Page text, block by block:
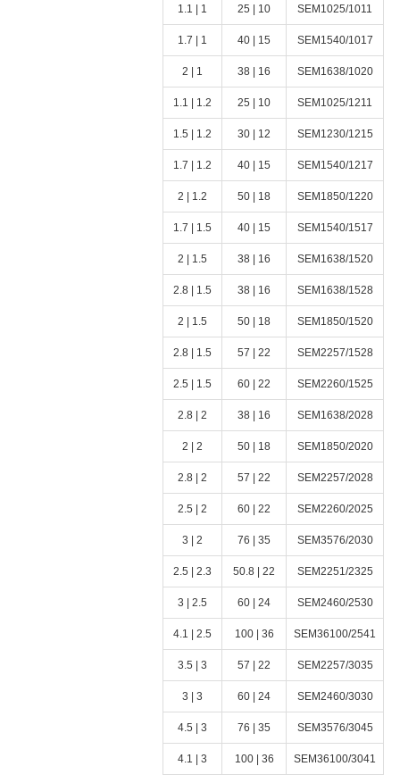
SEM1025/1011
10 | 25
1 | 1.1
SEM1540/1017
15 | 40
1 | 1.7
SEM1638/1020
16 | 38
1 | 2
SEM1025/1211
10 | 25
1.2 | 1.1
SEM1230/1215
12 | 30
1.2 | 1.5
SEM1540/1217
15 | 40
1.2 | 1.7
SEM1850/1220
18 | 50
1.2 | 2
SEM1540/1517
15 | 40
1.5 | 1.7
SEM1638/1520
16 | 38
1.5 | 2
SEM1638/1528
16 | 38
1.5 | 2.8
SEM1850/1520
18 | 50
1.5 | 2
SEM2257/1528
22 | 57
1.5 | 2.8
SEM2260/1525
22 | 60
1.5 | 2.5
SEM1638/2028
16 | 38
2 | 2.8
SEM1850/2020
18 | 50
2 | 2
SEM2257/2028
22 | 57
2 | 2.8
SEM2260/2025
22 | 60
2 | 2.5
SEM3576/2030
35 | 76
2 | 3
SEM2251/2325
22 | 50.8
2.3 | 2.5
SEM2460/2530
24 | 60
2.5 | 3
SEM36100/2541
36 | 100
2.5 | 4.1
SEM2257/3035
22 | 57
3 | 3.5
SEM2460/3030
24 | 60
3 | 3
SEM3576/3045
35 | 76
3 | 4.5
SEM36100/3041
36 | 100
3 | 4.1